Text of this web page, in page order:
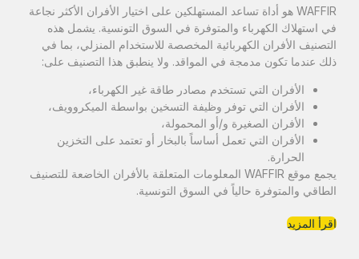
WAFFIR هو أداة تساعد المستهلكين على اختيار الأفران الأكثر نجاعة
في استهلاك الكهرباء والمتوفرة في السوق التونسية. يشمل هذه
التصنيف الأفران الكهربائية المخصصة للاستخدام المنزلي، بما في
ذلك عندما تكون مدمجة في المواقد. ولا ينطبق هذا التصنيف على:
الأفران التي تستخدم مصادر طاقة غير الكهرباء،
الأفران التي توفر وظيفة التسخين بواسطة الميكروويف،
الأفران الصغيرة و/أو المحمولة،
الأفران التي تعمل أساساً بالبخار أو تعتمد على التخزين
الحرارة.
يجمع موقع WAFFIR المعلومات المتعلقة بالأفران الخاضعة للتصنيف
الطاقي والمتوفرة حالياً في السوق التونسية.
اقرأ المزيد